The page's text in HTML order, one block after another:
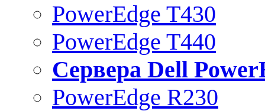
PowerEdge T430
PowerEdge T440
Сервера Dell
PowerEdge R230